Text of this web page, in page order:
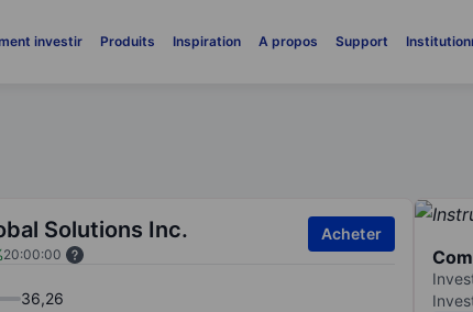
investir Produits Inspiration A propos Support
Solutions Inc.
20:00:00
Acheter
36,26